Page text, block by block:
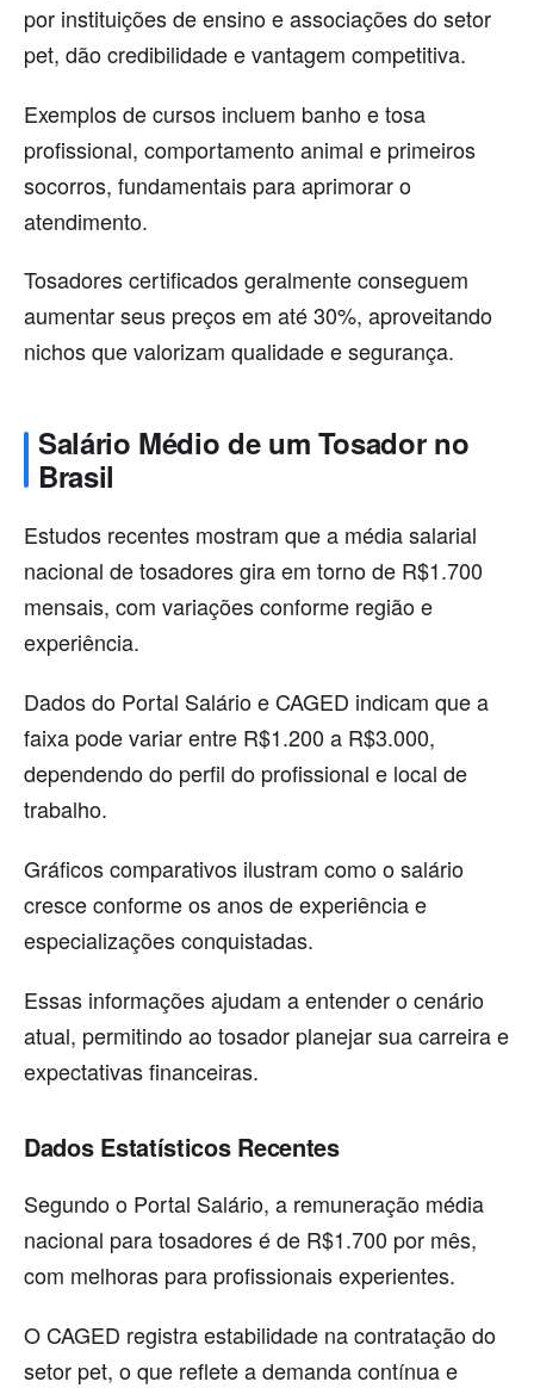
por instituições de ensino e associações do setor
pet, dão credibilidade e vantagem competitiva.
Exemplos de cursos incluem banho e tosa
profissional, comportamento animal e primeiros
socorros, fundamentais para aprimorar o
atendimento.
Tosadores certificados geralmente conseguem
aumentar seus preços em até 30%, aproveitando
nichos que valorizam qualidade e segurança.
Salário Médio de um Tosador no
Brasil
Estudos recentes mostram que a média salarial
nacional de tosadores gira em torno de R$1.700
mensais, com variações conforme região e
experiência.
Dados do Portal Salário e CAGED indicam que a
faixa pode variar entre R$1.200 a R$3.000,
dependendo do perfil do profissional e local de
trabalho.
Gráficos comparativos ilustram como o salário
cresce conforme os anos de experiência e
especializações conquistadas.
Essas informações ajudam a entender o cenário
atual, permitindo ao tosador planejar sua carreira e
expectativas financeiras.
Dados Estatísticos Recentes
Segundo o Portal Salário, a remuneração média
nacional para tosadores é de R$1.700 por mês,
com melhoras para profissionais experientes.
O CAGED registra estabilidade na contratação do
setor pet, o que reflete a demanda contínua e